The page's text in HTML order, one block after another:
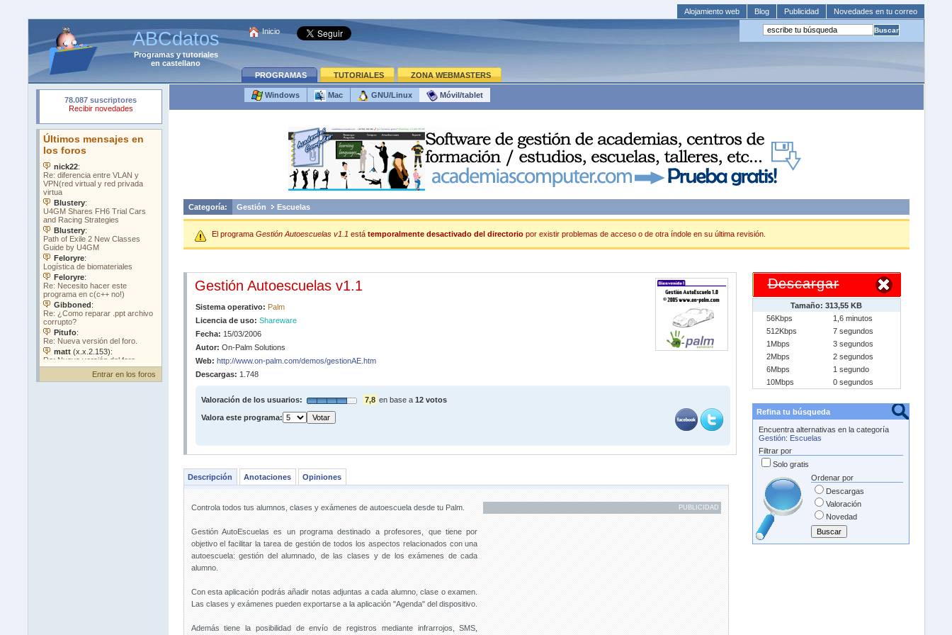
Alojamiento web Blog Publicidad Novedades en tu correo
ABCdatos
Programasytutoriales
en castellano
Inicio
PROGRAMAS TUTORIALES ZONA WEBMASTERS
Entrar en los foros
Windows Mac GNU/Linux Móvil/tablet
Categoría: Gestión Escuelas
El programa Gestión Autoescuelas v1.1 está temporalmente desactivado del directoriopor existir problemas de acceso o de otra índole en su última revisión.
Gestión Autoescuelas v1.1
Sistema operativo: Palm
Licencia de uso: Shareware
Fecha: 15/03/2006
Autor: On-Palm Solutions
Web: http://www.on-palm.com/demos/gestionAE.htm
Descargas: 1.748
Valoración de los usuarios: 7,8 en base a 12 votos
Valora este programa:
Descripción Anotaciones Opiniones
PUBLICIDAD
Controla todos tus alumnos, clases y exámenes de autoescuela desde tu Palm.
Gestión AutoEscuelas es un programa destinado a profesores, que tiene por
objetivo el facilitar la tarea de gestión de todos los aspectos relacionados con una
autoescuela: gestión del alumnado, de las clases y de los exámenes de cada
alumno.
Con esta aplicación podrás añadir notas adjuntas a cada alumno, clase o examen.
Las clases y exámenes pueden exportarse a la aplicación "Agenda" del dispositivo.
Además tiene la posibilidad de envío de registros mediante infrarrojos, SMS,
Descargar
Tamaño: 313,55 KB
56Kbps
1,6 minutos
512Kbps
7 segundos
1Mbps
3 segundos
2Mbps
2 segundos
6Mbps
1 segundo
10Mbps
0 segundos
Refina tu búsqueda
Encuentra alternativas en la categoría
Gestión: Escuelas
Filtrar por
Solo gratis
Ordenar por
Descargas
Valoración
Novedad